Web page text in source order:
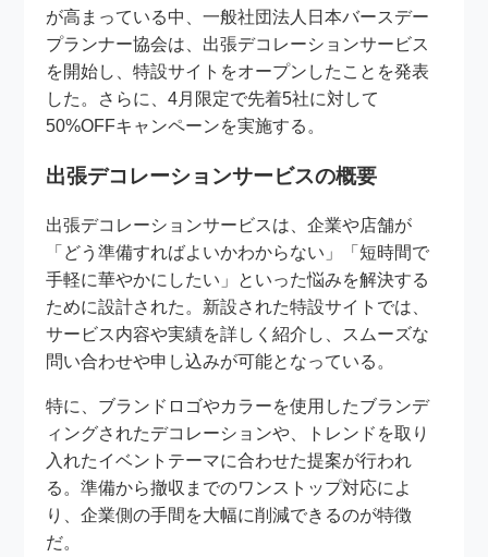
が高まっている中、一般社団法人日本バースデー
プランナー協会は、出張デコレーションサービス
を開始し、特設サイトをオープンしたことを発表
した。さらに、4月限定で先着5社に対して
50%OFFキャンペーンを実施する。
出張デコレーションサービスの概要
出張デコレーションサービスは、企業や店舗が
「どう準備すればよいかわからない」「短時間で
手軽に華やかにしたい」といった悩みを解決する
ために設計された。新設された特設サイトでは、
サービス内容や実績を詳しく紹介し、スムーズな
問い合わせや申し込みが可能となっている。
特に、ブランドロゴやカラーを使用したブランデ
ィングされたデコレーションや、トレンドを取り
入れたイベントテーマに合わせた提案が行われ
る。準備から撤収までのワンストップ対応によ
り、企業側の手間を大幅に削減できるのが特徴
だ。